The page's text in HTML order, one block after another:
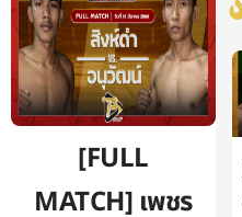
[FULL
MATCH] เพชร